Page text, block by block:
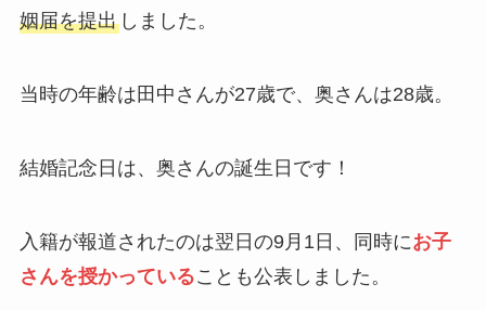
姻届を提出しました。
当時の年齢は田中さんが27歳で、奥さんは28歳。
結婚記念日は、奥さんの誕生日です！
入籍が報道されたのは翌日の9月1日、同時にお子
さんを授かっていることも公表しました。